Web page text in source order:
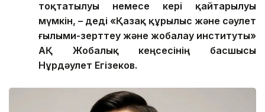
тоқтатылуы немесе кері қайтарылуы
мүмкін, – деді «Қазақ құрылыс және сәулет
ғылыми-зерттеу және жобалау институты»
АҚ Жобалық кеңсесінің басшысы
Нұрдәулет Егізеков.